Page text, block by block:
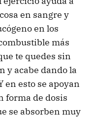
en sangre y
en los
más
te quedes sin
y acabe dando la
en esto se apoyan
forma de dosis
se absorben muy